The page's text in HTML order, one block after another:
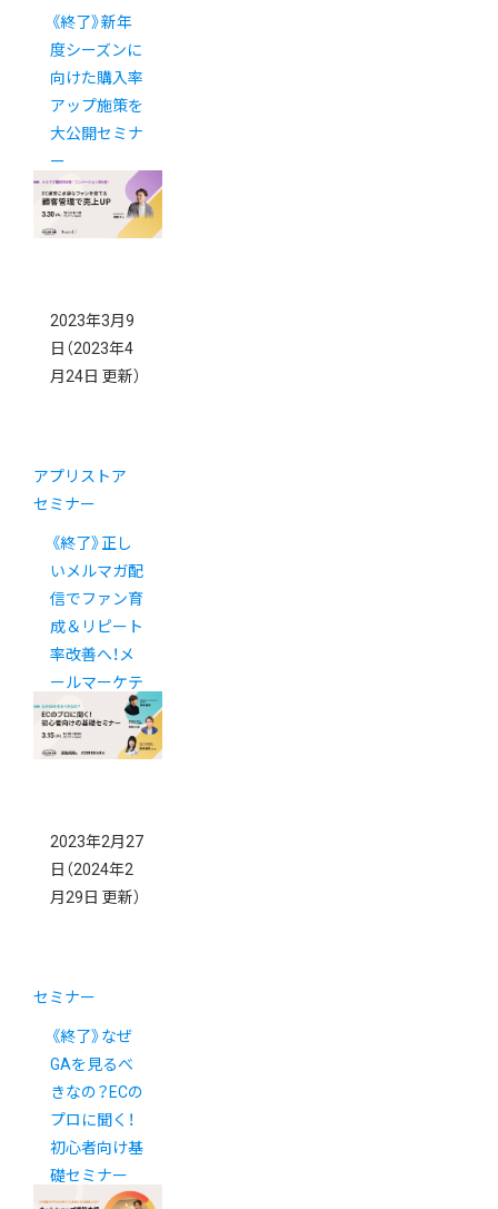
《終了》新年
度シーズンに
向けた購入率
アップ施策を
大公開セミナ
ー
2023年3月9
日 （2023年4
月24日 更新）
アプリストア
セミナー
《終了》正し
いメルマガ配
信でファン育
成＆リピート
率改善へ！メ
ールマーケテ
ィングセミナ
ー
2023年2月27
日 （2024年2
月29日 更新）
セミナー
《終了》なぜ
GAを見るべ
きなの？ECの
プロに聞く！
初心者向け基
礎セミナー